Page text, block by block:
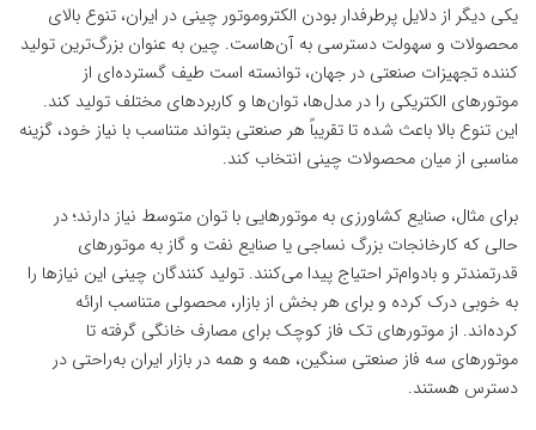
یکی دیگر از دلایل پرطرفدار بودن الکتروموتور چینی در ایران، تنوع بالای
محصولات و سهولت دسترسی به آن‌هاست. چین به عنوان بزرگ‌ترین تولید
کننده تجهیزات صنعتی در جهان، توانسته است طیف گسترده‌ای از
موتورهای الکتریکی را در مدل‌ها، توان‌ها و کاربردهای مختلف تولید کند.
این تنوع بالا باعث شده تا تقریباً هر صنعتی بتواند متناسب با نیاز خود، گزینه
مناسبی از میان محصولات چینی انتخاب کند.
برای مثال، صنایع کشاورزی به موتورهایی با توان متوسط نیاز دارند؛ در
حالی که کارخانجات بزرگ نساجی یا صنایع نفت و گاز به موتورهای
قدرتمندتر و بادوام‌تر احتیاج پیدا می‌کنند. تولید کنندگان چینی این نیازها را
به‌ خوبی درک کرده و برای هر بخش از بازار، محصولی متناسب ارائه
کرده‌اند. از موتورهای تک‌ فاز کوچک برای مصارف خانگی گرفته تا
موتورهای سه ‌فاز صنعتی سنگین، همه و همه در بازار ایران به‌راحتی در
دسترس هستند.